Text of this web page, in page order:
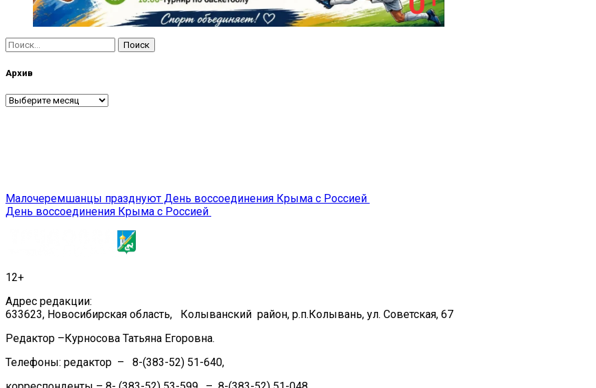
Найти:
Архив
Архив
Навигация
по
Малочеремшанцы празднуют День воссоединения Крыма с Россией
День воссоединения Крыма с Россией
12+
Адрес редакции:
633623, Новосибирская область, Колыванский район, р.п.Колывань, ул. Советская, 67
Редактор –Курносова Татьяна Егоровна.
Телефоны: редактор – 8-(383-52) 51-640,